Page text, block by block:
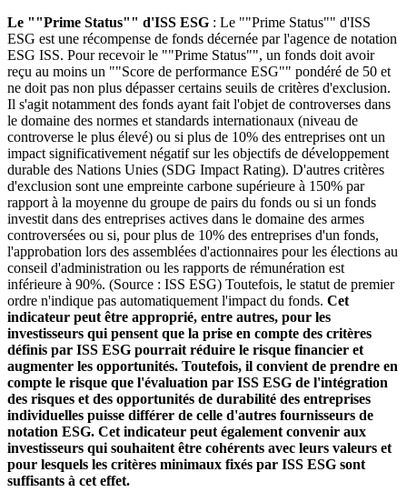
Le ""Prime Status"" d'ISS ESG : Le ""Prime Status"" d'ISS
ESG est une récompense de fonds décernée par l'agence de notation
ESG ISS. Pour recevoir le ""Prime Status"", un fonds doit avoir
reçu au moins un ""Score de performance ESG"" pondéré de 50 et
ne doit pas non plus dépasser certains seuils de critères d'exclusion.
Il s'agit notamment des fonds ayant fait l'objet de controverses dans
le domaine des normes et standards internationaux (niveau de
controverse le plus élevé) ou si plus de 10% des entreprises ont un
impact significativement négatif sur les objectifs de développement
durable des Nations Unies (SDG Impact Rating). D'autres critères
d'exclusion sont une empreinte carbone supérieure à 150% par
rapport à la moyenne du groupe de pairs du fonds ou si un fonds
investit dans des entreprises actives dans le domaine des armes
controversées ou si, pour plus de 10% des entreprises d'un fonds,
l'approbation lors des assemblées d'actionnaires pour les élections au
conseil d'administration ou les rapports de rémunération est
inférieure à 90%. (Source : ISS ESG) Toutefois, le statut de premier
ordre n'indique pas automatiquement l'impact du fonds. Cet
indicateur peut être approprié, entre autres, pour les
investisseurs qui pensent que la prise en compte des critères
définis par ISS ESG pourrait réduire le risque financier et
augmenter les opportunités. Toutefois, il convient de prendre en
compte le risque que l'évaluation par ISS ESG de l'intégration
des risques et des opportunités de durabilité des entreprises
individuelles puisse différer de celle d'autres fournisseurs de
notation ESG. Cet indicateur peut également convenir aux
investisseurs qui souhaitent être cohérents avec leurs valeurs et
pour lesquels les critères minimaux fixés par ISS ESG sont
suffisants à cet effet.